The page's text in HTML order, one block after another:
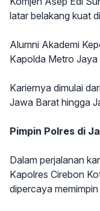
latar belakang kuat
Alumni Akademi
Kapolda Metro
Kariernya dimulai
Jawa Barat hingga
Pimpin Polres di
Dalam perjalanan
Kapolres Cirebon
dipercaya